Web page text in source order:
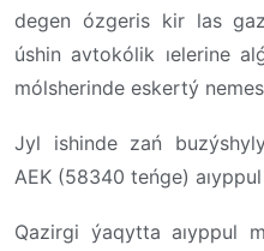
degen ózgeris kir las
úshin avtokólik ıelerine
mólsherinde eskertý
Jyl ishinde zań
AEK (58340 teńge)
Qazirgi ýaqytta aıyppul